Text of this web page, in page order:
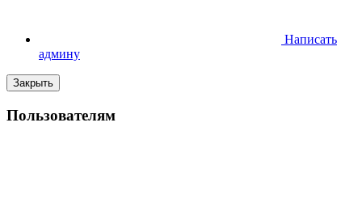
Написать
админу
Закрыть
Пользователям